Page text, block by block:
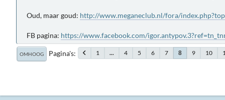
Oud, maar goud: http://www.meganeclub.nl/fora/
FB pagina: https://www.facebook.com/
OMHOOG Pagina's 1 ... 4 5 6 7 8 9 10